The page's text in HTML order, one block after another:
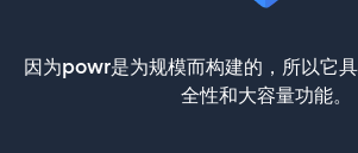
因为powr是为规模而构建的，所以它
全性和大容量功能。